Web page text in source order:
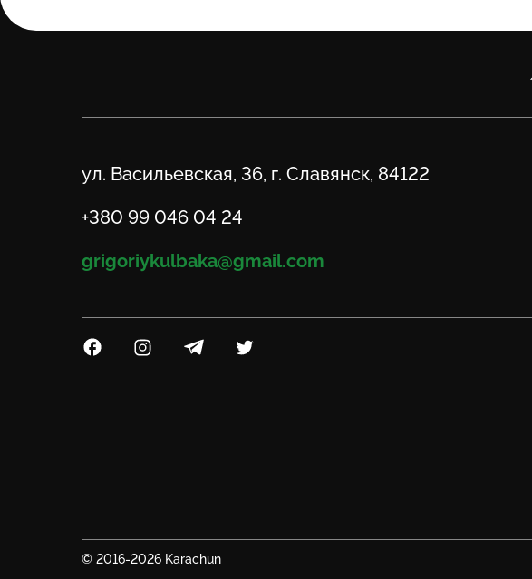
Адрес
ул. Васильевская, 36, г. Славянск, 84122
Телефон
+380 99 046 04 24
Email
grigoriykulbaka@gmail.com
Посилання на Facebook
Посилання на Instagram
Посилання на Telegram
Посилання на Twitter
© 2016-2026 Karachun